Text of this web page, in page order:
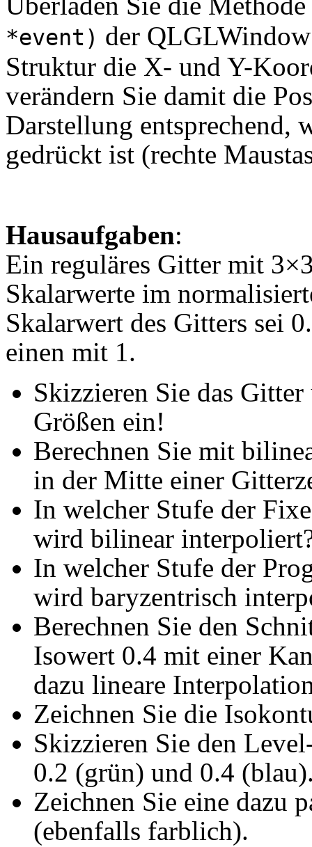
*event) der
Struktur die X- und Y-
verändern Sie damit die
Darstellung entsprechend,
gedrückt ist (rechte
Hausaufgaben:
Ein reguläres Gitter mit
Skalarwerte im
Skalarwert des Gitters sei
einen mit 1.
Skizzieren Sie das
Größen ein!
Berechnen Sie mit
in der Mitte einer
In welcher Stufe der
wird bilinear
In welcher Stufe der
wird baryzentrisch
Berechnen Sie den
Isowert 0.4 mit einer
dazu lineare
Zeichnen Sie die
Skizzieren Sie den
0.2 (grün) und 0.4
Zeichnen Sie eine dazu
(ebenfalls farblich).